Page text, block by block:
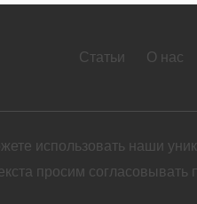
Статьи О нас
использовать наши
просим согласовывать